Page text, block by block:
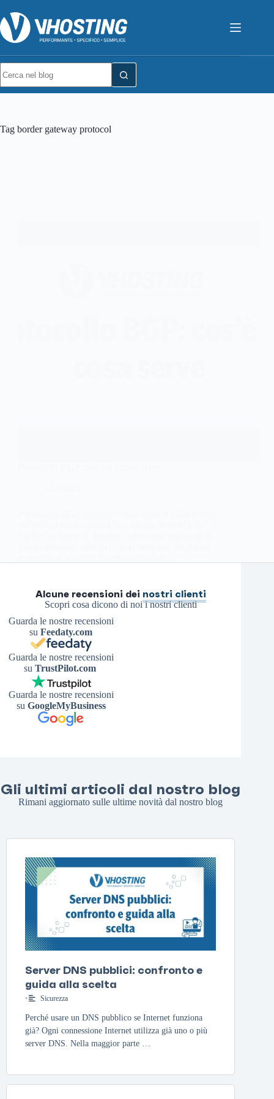
Tag border gateway protocol
Alcune recensioni dei nostri clienti
Scopri cosa dicono di noi i nostri clienti
Guarda le nostre recensioni
suFeedaty.com
Guarda le nostre recensioni
su TrustPilot.com
Guarda le nostre recensioni
su GoogleMyBusiness
Gli ultimi articoli dal nostro blog
Rimani aggiornato sulle ultime novità dal nostro blog
Server DNS pubblici: confronto e
guida alla scelta
• Sicurezza
Perché usare un DNS pubblico se Internet funziona
già? Ogni connessione Internet utilizza già uno o più
server DNS. Nella maggior parte …